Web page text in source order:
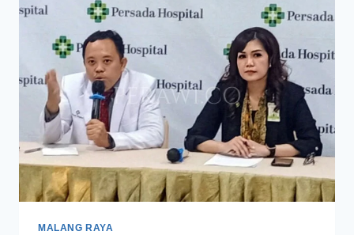
ETIK
PERSADA
HOSPITAL
MALANG
MALANG RAYA